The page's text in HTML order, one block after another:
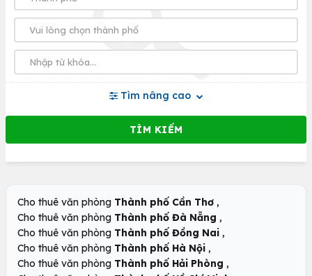
Tìm nâng cao
Cho thuê văn phòng Thành phố Cần Thơ ,
Cho thuê văn phòng Thành phố Đà Nẵng ,
Cho thuê văn phòng Thành phố Đồng Nai ,
Cho thuê văn phòng Thành phố Hà Nội ,
Cho thuê văn phòng Thành phố Hải Phòng ,